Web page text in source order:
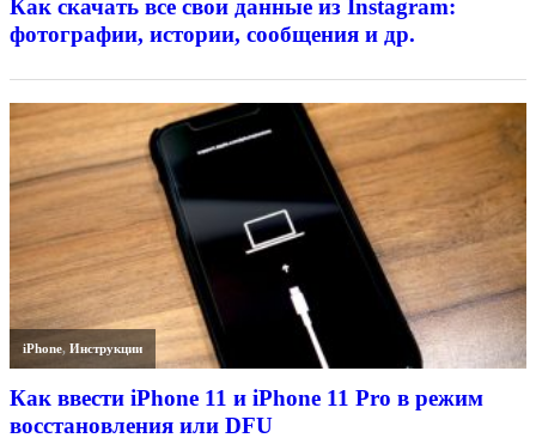
Как скачать все свои данные из Instagram:
фотографии, истории, сообщения и др.
iPhone,Инструкции
Как ввести iPhone 11 и iPhone 11 Pro в режим
восстановления или DFU